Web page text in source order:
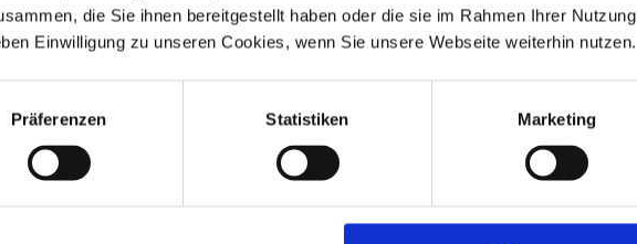
die Sie ihnen bereitgestellt haben oder die sie im Rahmen Ihrer Nutzung
Einwilligung zu unseren Cookies, wenn Sie unsere Webseite weiterhin nutzen.
Präferenzen Statistiken Marketing
SL-Serie
EPD